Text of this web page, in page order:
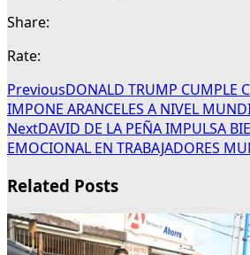
Share:
Rate:
PreviousDONALD TRUMP CUMPLE
IMPONE ARANCELES A NIVEL
NextDAVID DE LA PEÑA IMPULSA
EMOCIONAL EN TRABAJADORES
Related Posts